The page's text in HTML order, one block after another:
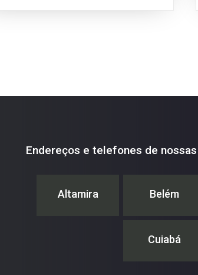
Endereços e telefones de
Altamira Belém
Cuiabá